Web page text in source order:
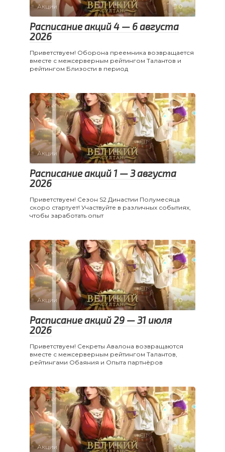
Акции 0
Расписание акций 4 — 6 августа
2026
Приветствуем! Оборона преемника возвращается
вместе с межсерверным рейтингом Талантов и
рейтингом Близости в период
Акции 0
Расписание акций 1 — 3 августа
2026
Приветствуем! Сезон S2 Династии Полумесяца
скоро стартует! Участвуйте в различных событиях,
чтобы заработать опыт
Акции 0
Расписание акций 29 — 31 июля
2026
Приветствуем! Секреты Авалона возвращаются
вместе с межсерверным рейтингом Талантов,
рейтингами Обаяния и Опыта партнёров
Акции 0